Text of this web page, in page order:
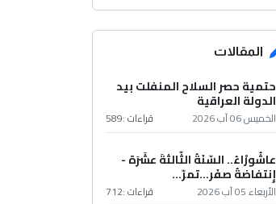
المقالات
حتمية حصر السلاح المنفلت بيد
الدولة العراقية
الخميس 06 آب 2026 قراءات :589
عاشُورْاءُ.. السّنَةُ الثّالثةَ عشَرَة -
إِنتفاضةُ صفَر…تمرّ...
الأربعاء 05 آب 2026 قراءات :712